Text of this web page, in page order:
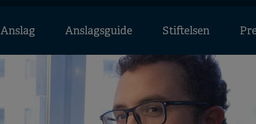
Anslag Anslagsguide Stiftelsen